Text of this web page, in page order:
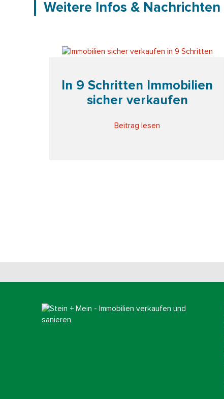
Weitere Infos & Nachrichten
In 9 Schritten Immobilien
sicher verkaufen
Beitrag lesen